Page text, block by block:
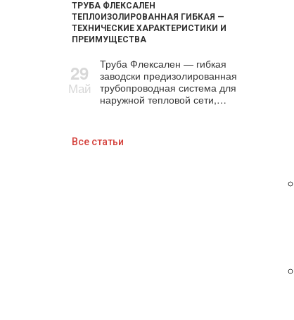
ТРУБА ФЛЕКСАЛЕН
ТЕПЛОИЗОЛИРОВАННАЯ ГИБКАЯ —
ТЕХНИЧЕСКИЕ ХАРАКТЕРИСТИКИ И
ПРЕИМУЩЕСТВА
29
Май
Труба Флексален — гибкая
заводски предизолированная
трубопроводная система для
наружной тепловой сети,…
Все статьи